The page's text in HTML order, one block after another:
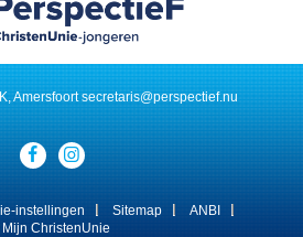
Amersfoortsecretaris@perspectief.nu
instellingen Sitemap
ANBI
Mijn ChristenUnie